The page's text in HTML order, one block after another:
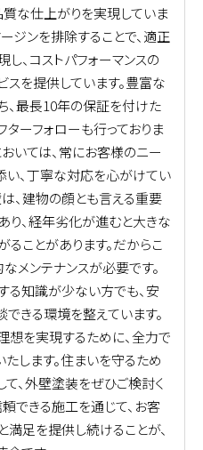
質な仕上がりを実現していま
ージンを排除することで、適正
、コストパフォーマンスの
スを提供しています。豊富な
、最長10年の保証を付けた
ターフォローも行っておりま
おいては、常にお客様のニー
い、丁寧な対応を心がけてい
は、建物の顔とも言える重要
り、経年劣化が進むと大きな
ることがあります。だからこ
なメンテナンスが必要です。
る知識が少ない方でも、安
できる環境を整えています。
想を実現するために、全力で
たします。住まいを守るため
て、外壁塗装をぜひご検討く
頼できる施工を通じて、お客
満足を提供し続けることが、